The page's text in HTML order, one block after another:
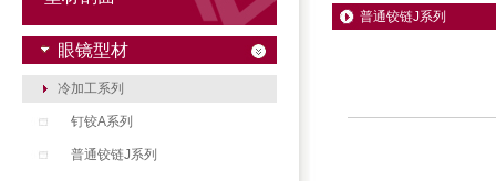
眼镜型材
冷加工系列
钉铰A系列
普通铰链J系列
普通铰链J系列